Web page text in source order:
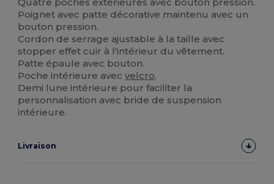
Poignet avec patte décorative maintenu avec un
bouton pression.
Cordon de serrage ajustable à la taille avec
stopper effet cuir à l'intérieur du vêtement.
Patte épaule avec bouton.
Poche intérieure avecvelcro.
Demi lune intérieure pour faciliter la
personnalisation avec bride de suspension
intérieure.
Livraison